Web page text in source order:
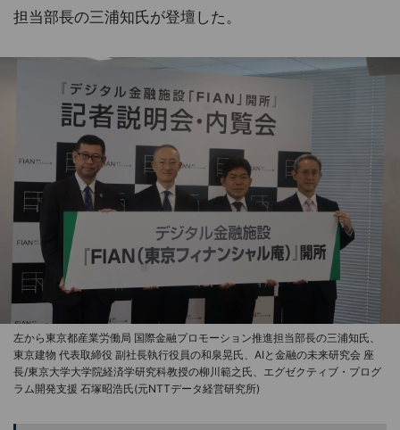
担当部長の三浦知氏が登壇した。
左から東京都産業労働局 国際金融プロモーション推進担当部長の三浦知氏、
東京建物 代表取締役 副社長執行役員の和泉晃氏、AIと金融の未来研究会 座
長/東京大学大学院経済学研究科教授の柳川範之氏、エグゼクティブ・プログ
ラム開発支援 石塚昭浩氏(元NTTデータ経営研究所)